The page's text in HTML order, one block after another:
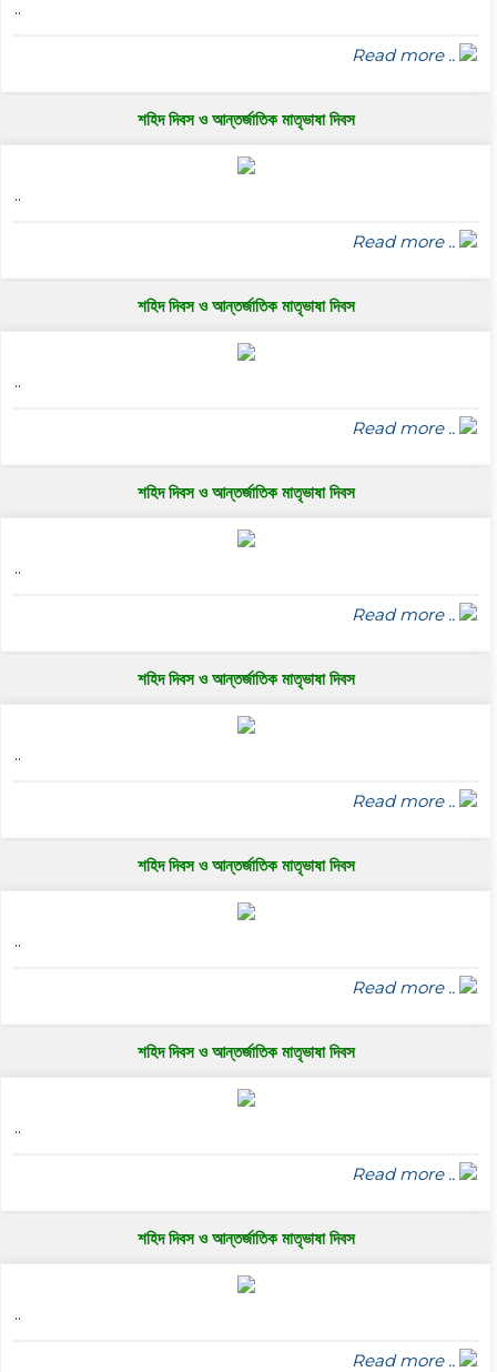
..
Read more ..
শহিদ দিবস ও আন্তর্জাতিক মাতৃভাষা দিবস
..
Read more ..
শহিদ দিবস ও আন্তর্জাতিক মাতৃভাষা দিবস
..
Read more ..
শহিদ দিবস ও আন্তর্জাতিক মাতৃভাষা দিবস
..
Read more ..
শহিদ দিবস ও আন্তর্জাতিক মাতৃভাষা দিবস
..
Read more ..
শহিদ দিবস ও আন্তর্জাতিক মাতৃভাষা দিবস
..
Read more ..
শহিদ দিবস ও আন্তর্জাতিক মাতৃভাষা দিবস
..
Read more ..
শহিদ দিবস ও আন্তর্জাতিক মাতৃভাষা দিবস
..
Read more ..